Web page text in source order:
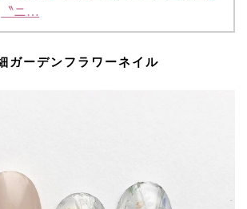
〝ニ…
ガーデンフラワーネイル